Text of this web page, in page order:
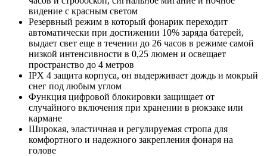
видение с красным светом
Резервный режим в который фонарик переходит
автоматически при достижении 10% заряда батерей,
выдает свет еще в течении до 26 часов в режиме самой
низкой интенсивности в 0,25 люмен и освещает
пространство до 4 метров
IPX 4 защита корпуса, он выдерживает дождь и мокрый
снег под любым углом
Функция цифровой блокировки защищает от
случайного включения при хранении в рюкзаке или
кармане
Широкая, эластичная и регулируемая стропа для
комфортного и надежного закрепления фонаря на
голове